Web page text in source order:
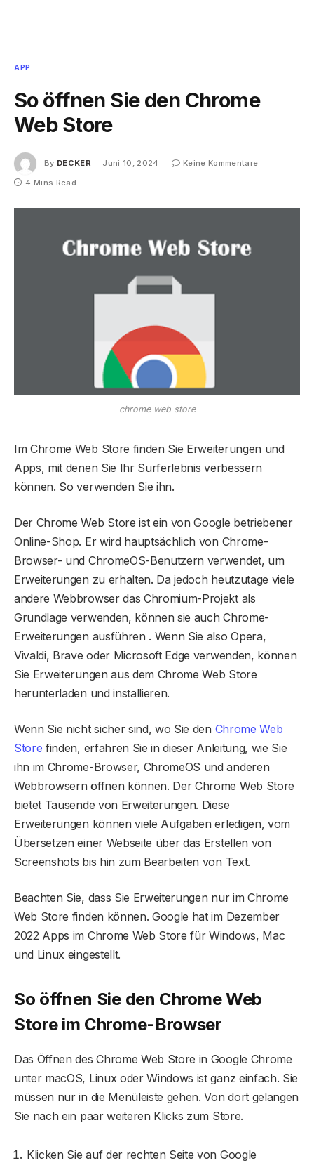
APP
So öffnen Sie den Chrome
Web Store
By DECKER Juni 10, 2024
Keine Kommentare
4 Mins Read
chrome web store
Im Chrome Web Store finden Sie Erweiterungen und
Apps, mit denen Sie Ihr Surferlebnis verbessern
können. So verwenden Sie ihn.
Der Chrome Web Store ist ein von Google betriebener
Online-Shop. Er wird hauptsächlich von Chrome-
Browser- und ChromeOS-Benutzern verwendet, um
Erweiterungen zu erhalten. Da jedoch heutzutage viele
andere Webbrowser das Chromium-Projekt als
Grundlage verwenden, können sie auch Chrome-
Erweiterungen ausführen . Wenn Sie also Opera,
Vivaldi, Brave oder Microsoft Edge verwenden, können
Sie Erweiterungen aus dem Chrome Web Store
herunterladen und installieren.
Wenn Sie nicht sicher sind, wo Sie den Chrome Web
Store finden, erfahren Sie in dieser Anleitung, wie Sie
ihn im Chrome-Browser, ChromeOS und anderen
Webbrowsern öffnen können. Der Chrome Web Store
bietet Tausende von Erweiterungen. Diese
Erweiterungen können viele Aufgaben erledigen, vom
Übersetzen einer Webseite über das Erstellen von
Screenshots bis hin zum Bearbeiten von Text.
Beachten Sie, dass Sie Erweiterungen nur im Chrome
Web Store finden können. Google hat im Dezember
2022 Apps im Chrome Web Store für Windows, Mac
und Linux eingestellt.
So öffnen Sie den Chrome Web
Store im Chrome-Browser
Das Öffnen des Chrome Web Store in Google Chrome
unter macOS, Linux oder Windows ist ganz einfach. Sie
müssen nur in die Menüleiste gehen. Von dort gelangen
Sie nach ein paar weiteren Klicks zum Store.
Klicken Sie auf der rechten Seite von Google